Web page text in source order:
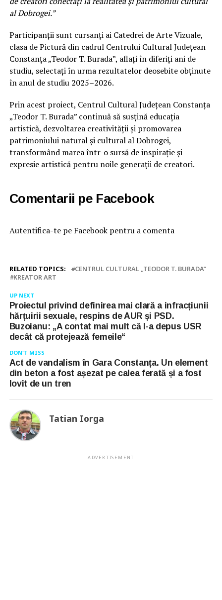
al Dobrogei.”
Participanții sunt cursanți ai Catedrei de Arte Vizuale,
clasa de Pictură din cadrul Centrului Cultural Județean
Constanța „Teodor T. Burada”, aflați în diferiți ani de
studiu, selectați în urma rezultatelor deosebite obținute
în anul de studiu 2025–2026.
Prin acest proiect, Centrul Cultural Județean Constanța
„Teodor T. Burada” continuă să susțină educația
artistică, dezvoltarea creativității și promovarea
patrimoniului natural și cultural al Dobrogei,
transformând marea într-o sursă de inspirație și
expresie artistică pentru noile generații de creatori.
Comentarii pe Facebook
Autentifica-te pe Facebook pentru a comenta
RELATED TOPICS:
CENTRUL CULTURAL „TEODOR T. BURADA”
KREATOR ART
UP NEXT
Proiectul privind definirea mai clară a infracțiunii
hărțuirii sexuale, respins de AUR și PSD.
Buzoianu: „A contat mai mult că l-a depus USR
decât că protejează femeile“
DON'T MISS
Act de vandalism în Gara Constanța. Un element
din beton a fost așezat pe calea ferată și a fost
lovit de un tren
Tatian Iorga
ADVERTISEMENT